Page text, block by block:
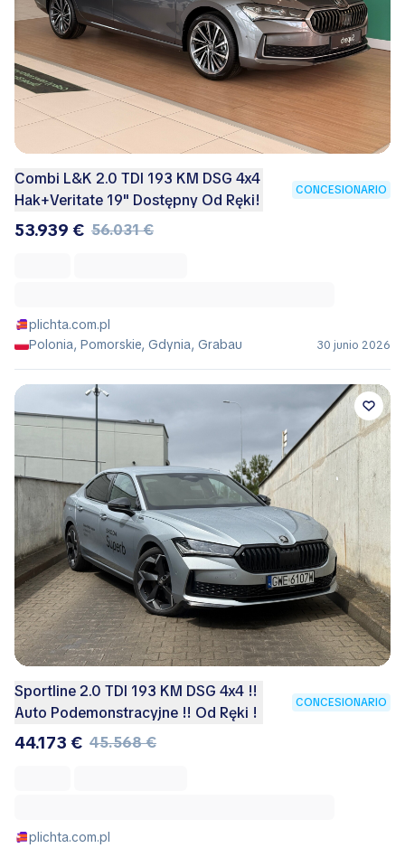
Combi L&K 2.0 TDI 193 KM DSG 4x4
Hak+Veritate 19" Dostępny Od Ręki!
CONCESIONARIO
53.939 € 56.031 €
plichta.com.pl
Polonia, Pomorskie, Gdynia, Grabau
30 junio 2026
Sportline 2.0 TDI 193 KM DSG 4x4 !!
Auto Podemonstracyjne !! Od Ręki !
CONCESIONARIO
44.173 € 45.568 €
plichta.com.pl